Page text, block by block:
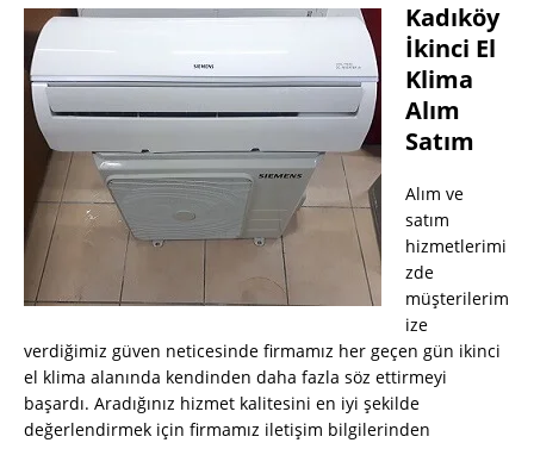
Kadıköy
İkinci El
Klima
Alım
Satım
Alım ve
satım
hizmetlerimi
zde
müşterilerim
ize
verdiğimiz güven neticesinde firmamız her geçen gün ikinci
el klima alanında kendinden daha fazla söz ettirmeyi
başardı. Aradığınız hizmet kalitesini en iyi şekilde
değerlendirmek için firmamız iletişim bilgilerinden